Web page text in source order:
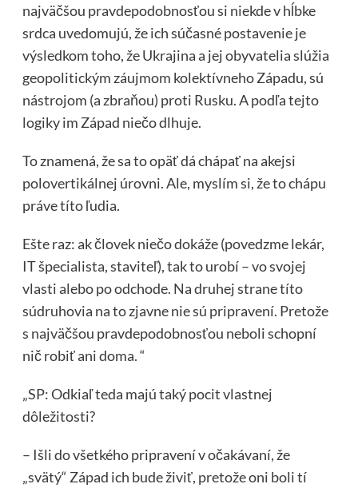
najväčšou pravdepodobnosťou si niekde v hĺbke
srdca uvedomujú, že ich súčasné postavenie je
výsledkom toho, že Ukrajina a jej obyvatelia slúžia
geopolitickým záujmom kolektívneho Západu, sú
nástrojom (a zbraňou) proti Rusku. A podľa tejto
logiky im Západ niečo dlhuje.
To znamená, že sa to opäť dá chápať na akejsi
polovertikálnej úrovni. Ale, myslím si, že to chápu
práve títo ľudia.
Ešte raz: ak človek niečo dokáže (povedzme lekár,
IT špecialista, staviteľ), tak to urobí – vo svojej
vlasti alebo po odchode. Na druhej strane títo
súdruhovia na to zjavne nie sú pripravení. Pretože
s najväčšou pravdepodobnosťou neboli schopní
nič robiť ani doma. “
„SP: Odkiaľ teda majú taký pocit vlastnej
dôležitosti?
– Išli do všetkého pripravení v očakávaní, že
„svätý“ Západ ich bude živiť, pretože oni boli tí